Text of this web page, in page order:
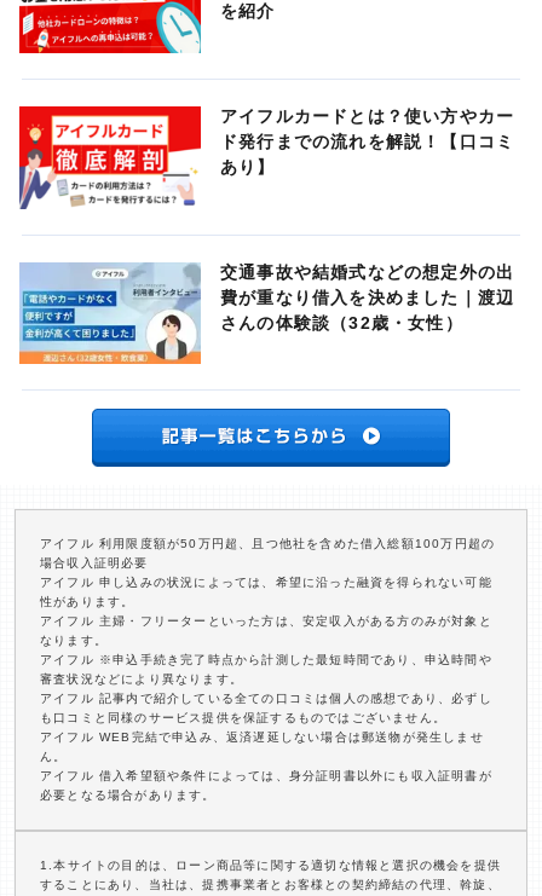
を紹介
アイフルカードとは？使い方やカー
ド発行までの流れを解説！【口コミ
あり】
交通事故や結婚式などの想定外の出
費が重なり借入を決めました｜渡辺
さんの体験談（32歳・女性）
アイフル 利用限度額が50万円超、且つ他社を含めた借入総額100万円超の
場合収入証明必要
アイフル 申し込みの状況によっては、希望に沿った融資を得られない可能
性があります。
アイフル 主婦・フリーターといった方は、安定収入がある方のみが対象と
なります。
アイフル ※申込手続き完了時点から計測した最短時間であり、申込時間や
審査状況などにより異なります。
アイフル 記事内で紹介している全ての口コミは個人の感想であり、必ずし
も口コミと同様のサービス提供を保証するものではございません。
アイフル WEB完結で申込み、返済遅延しない場合は郵送物が発生しませ
ん。
アイフル 借入希望額や条件によっては、身分証明書以外にも収入証明書が
必要となる場合があります。
1.本サイトの目的は、ローン商品等に関する適切な情報と選択の機会を提供
することにあり、当社は、提携事業者とお客様との契約締結の代理、斡旋、